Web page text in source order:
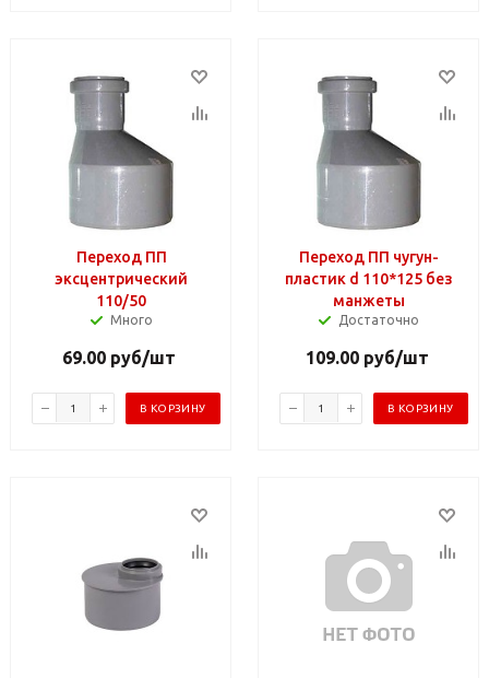
Переход ПП
эксцентрический
110/50
Много
69.00 руб/шт
В КОРЗИНУ
Переход ПП чугун-
пластик d 110*125 без
манжеты
Достаточно
109.00руб/шт
В КОРЗИНУ